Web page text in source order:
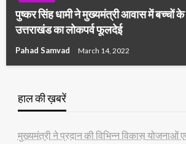
पुष्कर सिंह धामी ने मुख्यमंत्री आवास में बच्चों के
उत्तराखंड का लोकपर्व फूलदेई
Pahad Samvad March 14, 2022
हाल की ख़बरें
मुख्यमंत्री ने प्रदान की विभिन्न विकास योजनाओं एवं